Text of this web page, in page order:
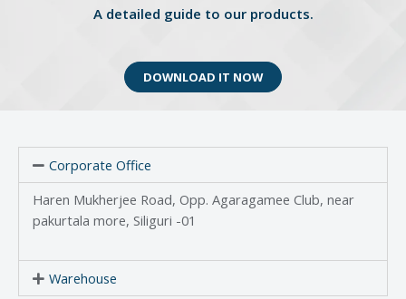
A detailed guide to our products.
DOWNLOAD IT NOW
Corporate Office
Haren Mukherjee Road, Opp. Agaragamee Club, near
pakurtala more, Siliguri -01
Warehouse